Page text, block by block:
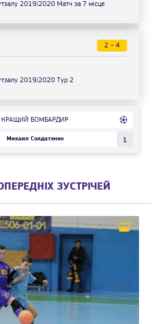
2019/2020 Матч за 7 місце
2 - 4
2019/2020 Тур 2
КРАЩИЙ БОМБАРДИР
Михаил Солдатенко 1
ЗУСТРІЧЕЙ